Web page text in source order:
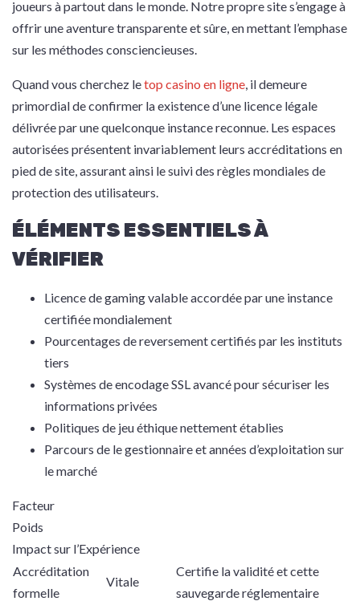
joueurs à partout dans le monde. Notre propre site s’engage à
offrir une aventure transparente et sûre, en mettant l’emphase
sur les méthodes consciencieuses.
Quand vous cherchez letop casino en ligne, il demeure
primordial de confirmer la existence d’une licence légale
délivrée par une quelconque instance reconnue. Les espaces
autorisées présentent invariablement leurs accréditations en
pied de site, assurant ainsi le suivi des règles mondiales de
protection des utilisateurs.
ÉLÉMENTS ESSENTIELS À
VÉRIFIER
Licence de gaming valable accordée par une instance
certifiée mondialement
Pourcentages de reversement certifiés par les instituts
tiers
Systèmes de encodage SSL avancé pour sécuriser les
informations privées
Politiques de jeu éthique nettement établies
Parcours de le gestionnaire et années d’exploitation sur
le marché
Facteur
Poids
Impact sur l’Expérience
Accréditation
formelle
Vitale
Certifie la validité et cette
sauvegarde réglementaire